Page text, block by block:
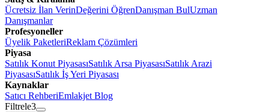
Ücretsiz İlan VerinDeğerini ÖğrenDanışman BulUzman
Danışmanlar
Profesyoneller
Üyelik PaketleriReklam Çözümleri
Piyasa
Satılık Konut PiyasasıSatılık Arsa PiyasasıSatılık Arazi
PiyasasıSatılık İş Yeri Piyasası
Kaynaklar
Satıcı RehberiEmlakjet Blog
Filtrele3